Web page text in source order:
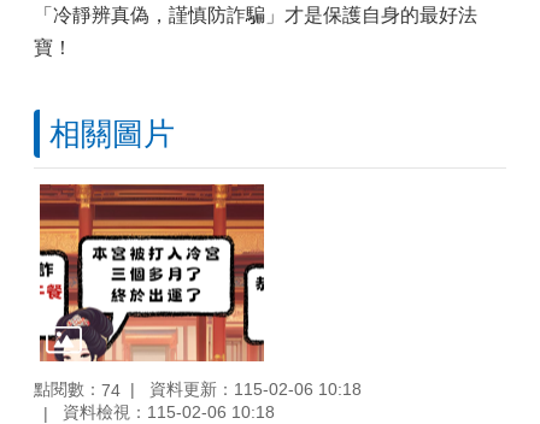
「冷靜辨真偽，謹慎防詐騙」才是保護自身的最好法
寶！
相關圖片
點閱數： 74
資料更新：115-02-06 10:18
資料檢視：115-02-06 10:18